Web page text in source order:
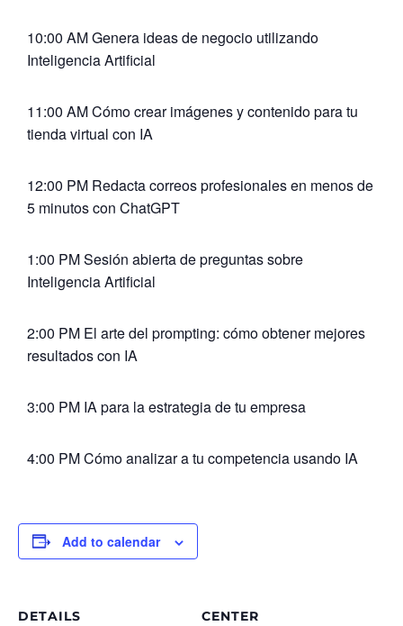
10:00 AM Genera ideas de negocio utilizando
Inteligencia Artificial
11:00 AM Cómo crear imágenes y contenido para tu
tienda virtual con IA
12:00 PM Redacta correos profesionales en menos de
5 minutos con ChatGPT
1:00 PM Sesión abierta de preguntas sobre
Inteligencia Artificial
2:00 PM El arte del prompting: cómo obtener mejores
resultados con IA
3:00 PM IA para la estrategia de tu empresa
4:00 PM Cómo analizar a tu competencia usando IA
Add to calendar
DETAILS CENTER